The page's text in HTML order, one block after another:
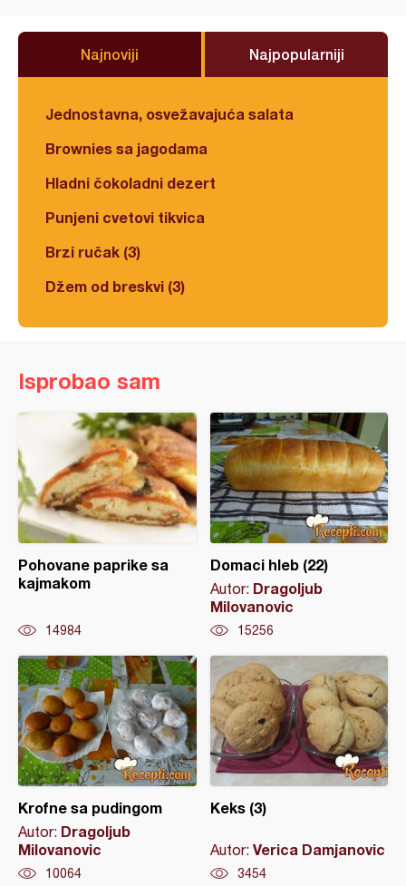
Najnoviji Najpopularniji
Jednostavna, osvežavajuća salata
Brownies sa jagodama
Hladni čokoladni dezert
Punjeni cvetovi tikvica
Brzi ručak (3)
Džem od breskvi (3)
Isprobao sam
Pohovane paprike sa
kajmakom
14984
Domaci hleb (22)
Autor: Dragoljub
Milovanovic
15256
Krofne sa pudingom
Autor: Dragoljub
Milovanovic
10064
Keks (3)
Autor: Verica Damjanovic
3454